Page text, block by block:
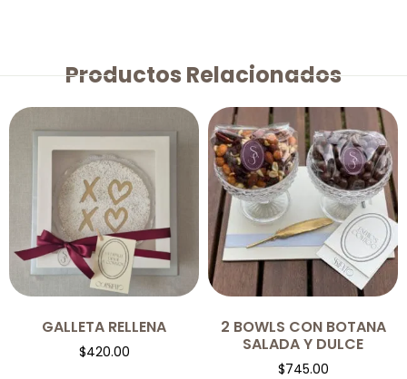
Productos Relacionados
GALLETA RELLENA
$420.00
2 BOWLS CON BOTANA
SALADA Y DULCE
$745.00